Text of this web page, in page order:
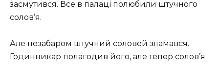
засмутився. Все в палаці полюбили штучного
солов’я.
Але незабаром штучний соловей зламався.
Годинникар полагодив його, але тепер солов’я